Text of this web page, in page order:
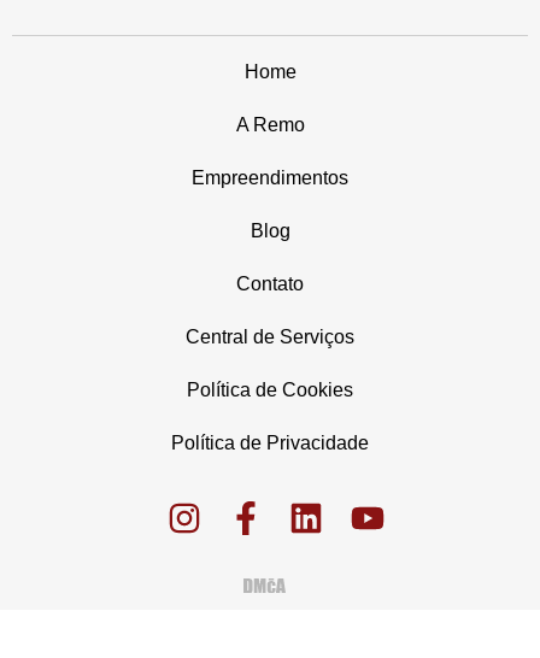
Home
A Remo
Empreendimentos
Blog
Contato
Central de Serviços
Política de Cookies
Política de Privacidade